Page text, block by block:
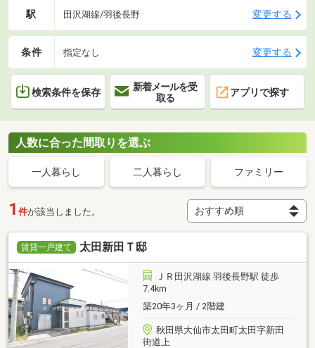
駅 田沢湖線/羽後長野 変更する
条件 指定なし 変更する
検索条件を保存
新着メールを受
取る
アプリで探す
人数に合った間取りを選ぶ
一人暮らし 二人暮らし ファミリー
1 件が該当しました。
賃貸一戸建て 太田新田Ｔ邸
ＪＲ田沢湖線 羽後長野駅 徒歩
7.4km
築20年3ヶ月 / 2階建
秋田県大仙市太田町太田字新田
街道上